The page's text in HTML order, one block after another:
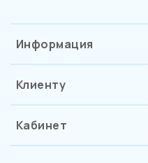
Информация
Клиенту
Кабинет